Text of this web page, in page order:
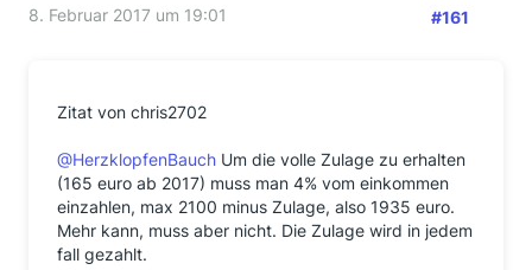
8. Februar 2017 um 19:01 #161
Zitat von chris2702
@HerzklopfenBauch Um die volle Zulage zu erhalten
(165 euro ab 2017) muss man 4% vom einkommen
einzahlen, max 2100 minus Zulage, also 1935 euro.
Mehr kann, muss aber nicht. Die Zulage wird in jedem
fall gezahlt.